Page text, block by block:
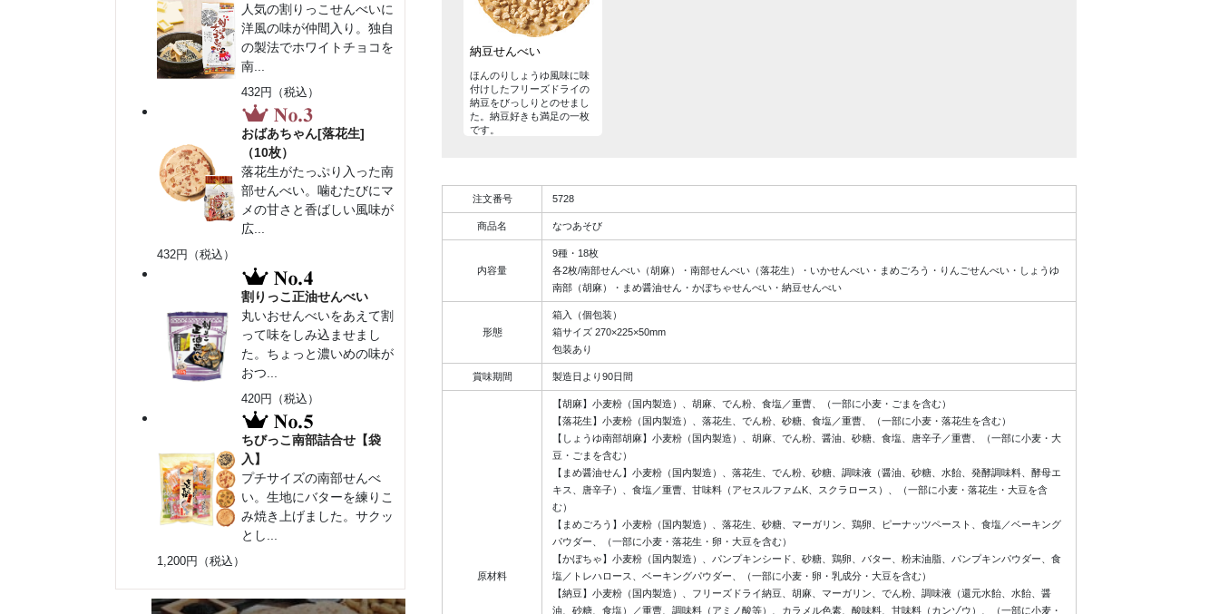
納豆せんべい
ほんのりしょうゆ風味に味
付けしたフリーズドライの
納豆をびっしりとのせまし
た。納豆好きも満足の一枚
です。
注文番号 5728
商品名 なつあそび
内容量
9種・18枚
各2枚/南部せんべい（胡麻）・南部せんべい（落花生）・いかせんべい・まめごろう・りんごせんべい・しょうゆ
南部（胡麻）・まめ醤油せん・かぼちゃせんべい・納豆せんべい
形態
箱入（個包装）
箱サイズ 270×225×50mm
包装あり
賞味期間 製造日より90日間
原材料
【胡麻】小麦粉（国内製造）、胡麻、でん粉、食塩／重曹、（一部に小麦・ごまを含む）
【落花生】小麦粉（国内製造）、落花生、でん粉、砂糖、食塩／重曹、（一部に小麦・落花生を含む）
【しょうゆ南部胡麻】小麦粉（国内製造）、胡麻、でん粉、醤油、砂糖、食塩、唐辛子／重曹、（一部に小麦・大
豆・ごまを含む）
【まめ醤油せん】小麦粉（国内製造）、落花生、でん粉、砂糖、調味液（醤油、砂糖、水飴、発酵調味料、酵母エ
キス、唐辛子）、食塩／重曹、甘味料（アセスルファムK、スクラロース）、（一部に小麦・落花生・大豆を含
む）
【まめごろう】小麦粉（国内製造）、落花生、砂糖、マーガリン、鶏卵、ピーナッツペースト、食塩／ベーキング
パウダー、（一部に小麦・落花生・卵・大豆を含む）
【かぼちゃ】小麦粉（国内製造）、パンプキンシード、砂糖、鶏卵、バター、粉末油脂、パンプキンパウダー、食
塩／トレハロース、ベーキングパウダー、（一部に小麦・卵・乳成分・大豆を含む）
【納豆】小麦粉（国内製造）、フリーズドライ納豆、胡麻、マーガリン、でん粉、調味液（還元水飴、水飴、醤
油、砂糖、食塩）／重曹、調味料（アミノ酸等）、カラメル色素、酸味料、甘味料（カンゾウ）、（一部に小麦・
人気の割りっこせんべいに
洋風の味が仲間入り。独自
の製法でホワイトチョコを
南...
432円（税込）
おばあちゃん[落花生]
（10枚）
落花生がたっぷり入った南
部せんべい。噛むたびにマ
メの甘さと香ばしい風味が
広...
432円（税込）
割りっこ正油せんべい
丸いおせんべいをあえて割
って味をしみ込ませまし
た。ちょっと濃いめの味が
おつ...
420円（税込）
ちびっこ南部詰合せ【袋
入】
プチサイズの南部せんべ
い。生地にバターを練りこ
み焼き上げました。サクッ
とし...
1,200円（税込）